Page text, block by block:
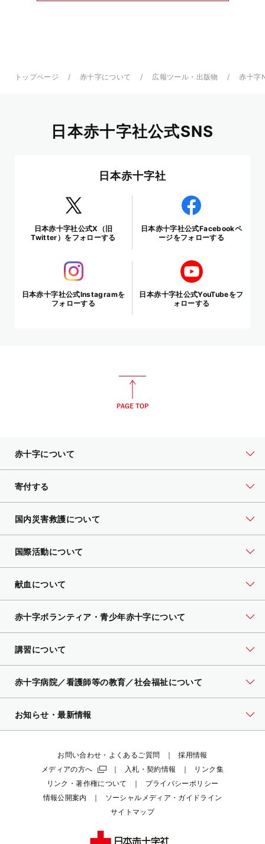
トップページ 赤十字について 広報ツール・出版物 赤十字
日本赤十字社公式SNS
日本赤十字社
日本赤十字社公式X（旧
Twitter）をフォローする
日本赤十字社公式Facebookペ
ージをフォローする
日本赤十字社公式Instagramを
フォローする
日本赤十字社公式YouTubeをフ
ォローする
赤十字について
寄付する
国内災害救護について
国際活動について
献血について
赤十字ボランティア・青少年赤十字について
講習について
赤十字病院／看護師等の教育／社会福祉について
お知らせ・最新情報
お問い合わせ・よくあるご質問
採用情報
メディアの方へ
入札・契約情報
リンク集
リンク・著作権について
プライバシーポリシー
情報公開案内
ソーシャルメディア・ガイドライン
サイトマップ